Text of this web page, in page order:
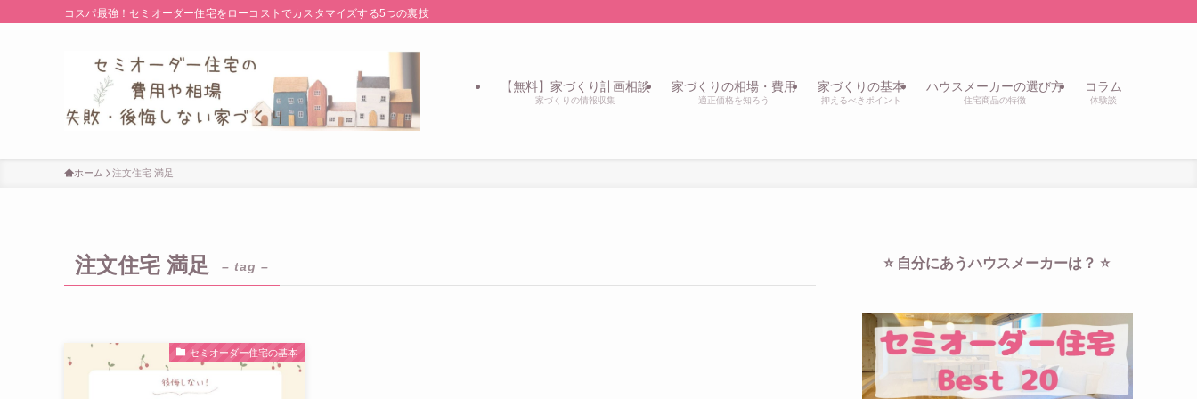
コスパ最強！セミオーダー住宅をローコストでカスタマイズする5つの裏技
【無料】家づくり計画相談
家づくりの情報収集
家づくりの相場・費用
適正価格を知ろう
家づくりの基本
抑えるべきポイント
ハウスメーカーの選び方
住宅商品の特徴
コラム
体験談
ホーム 注文住宅 満足
注文住宅 満足 – tag –
セミオーダー住宅の基本
⭐️ 自分にあうハウスメーカーは？ ⭐️